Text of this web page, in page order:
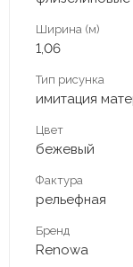
Ширина (м)
1,06
Тип рисунка
имитация
Цвет
бежевый
Фактура
рельефная
Бренд
Renowa